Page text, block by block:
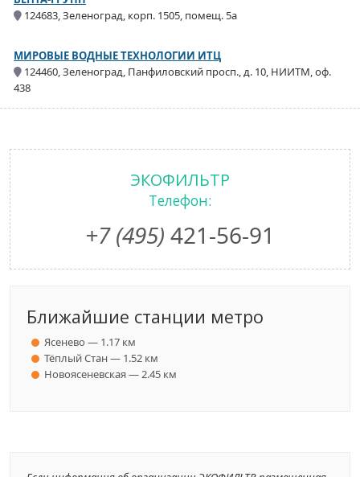
124683, Зеленоград, корп. 1505, помещ. 5а
МИРОВЫЕ ВОДНЫЕ ТЕХНОЛОГИИ ИТЦ
124460, Зеленоград, Панфиловский просп., д. 10, НИИТМ, оф.
438
ЭКОФИЛЬТР
Телефон:
+7 (495) 421-56-91
Ближайшие станции метро
Ясенево — 1.17 км
Тёплый Стан — 1.52 км
Новоясеневская — 2.45 км